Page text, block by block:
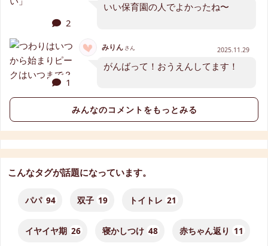
2
いい保育園の人でよかったね〜
1
みりんさん 2025.11.29
がんばって！おうえんしてます！
みんなのコメントをもっとみる
こんなタグが話題になっています。
パパ 94 双子 19 トイトレ 21
イヤイヤ期 26 寝かしつけ 48 赤ちゃん返り 11